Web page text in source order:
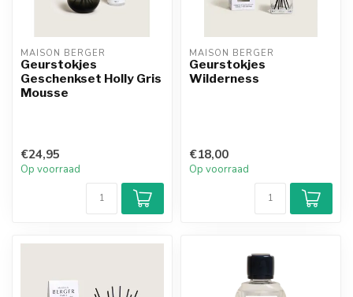
MAISON BERGER
Geurstokjes
Geschenkset Holly Gris
Mousse
€24,95
Op voorraad
MAISON BERGER
Geurstokjes
Wilderness
€18,00
Op voorraad